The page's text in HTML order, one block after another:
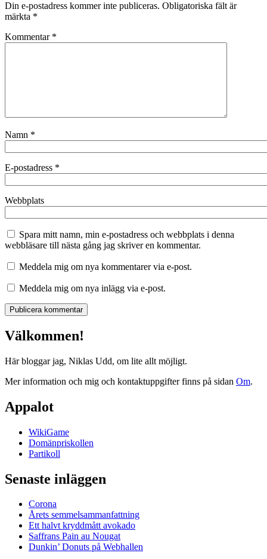
Din e-postadress kommer inte publiceras. Obligatoriska fält är
märkta *
Kommentar *
Namn *
E-postadress *
Webbplats
Spara mitt namn, min e-postadress och webbplats i denna
webbläsare till nästa gång jag skriver en kommentar.
Meddela mig om nya kommentarer via e-post.
Meddela mig om nya inlägg via e-post.
Välkommen!
Här bloggar jag, Niklas Udd, om lite allt möjligt.
Mer information och mig och kontaktuppgifter finns på sidan Om.
Appalot
WikiGame
Domänpriskollen
Partikoll
Senaste inläggen
Corona
Årets semmelsammanfattning
Ett halvt kryddmått avokado
Saffrans Pain au Nougat
Dunkin’ Donuts på Webhallen